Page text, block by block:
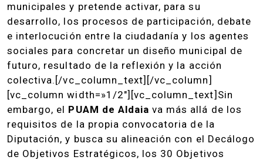
municipales y pretende activar, para su
desarrollo, los procesos de participación, debate
e interlocución entre la ciudadanía y los agentes
sociales para concretar un diseño municipal de
futuro, resultado de la reflexión y la acción
colectiva.[/vc_column_text][/vc_column]
[vc_column width=»1/2″][vc_column_text]Sin
embargo, el PUAM de Aldaia va más allá de los
requisitos de la propia convocatoria de la
Diputación, y busca su alineación con el Decálogo
de Objetivos Estratégicos, los 30 Objetivos